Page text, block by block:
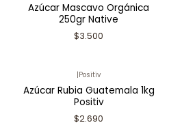
Azúcar Mascavo Orgánica
250gr Native
$3.500
|Positiv
Azúcar Rubia Guatemala 1kg
Positiv
$2.690